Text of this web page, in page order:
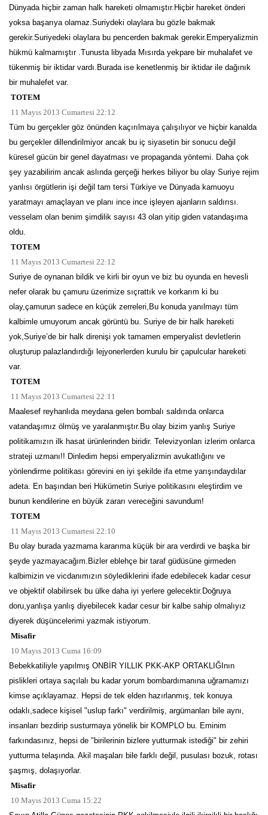
Dünyada hiçbir zaman halk hareketi olmamıştır.Hiçbir hareket önderi
yoksa başarıya olamaz.Suriydeki olaylara bu gözle bakmak
gerekir.Suriyedeki olaylara bu pencerden bakmak gerekir.Emperyalizmin
hükmü kalmamıştır .Tunusta libyada Mısırda yekpare bir muhalafet ve
tükenmiş bir iktidar vardı.Burada ise kenetlenmiş bir iktidar ile dağınık
bir muhalefet var.
TOTEM
11 Mayıs 2013 Cumartesi 22:12
Tüm bu gerçekler göz önünden kaçırılmaya çalışılıyor ve hiçbir kanalda
bu gerçekler dillendirilmiyor ancak bu iç siyasetin bir sonucu değil
küresel gücün bir genel dayatması ve propaganda yöntemi. Daha çok
şey yazabilirim ancak aslında gerçeği herkes biliyor bu olay Suriye rejim
yanlısı örgütlerin işi değil tam tersi Türkiye ve Dünyada kamuoyu
yaratmayı amaçlayan ve planı ince ince işleyen ajanların saldırısı.
vesselam olan benim şimdilik sayısı 43 olan yitip giden vatandaşıma
oldu.
TOTEM
11 Mayıs 2013 Cumartesi 22:12
Suriye de oynanan bildik ve kirli bir oyun ve biz bu oyunda en hevesli
nefer olarak bu çamuru üzerimize sıçrattık ve korkarım ki bu
olay,çamurun sadece en küçük zerreleri,Bu konuda yanılmayı tüm
kalbimle umuyorum ancak görüntü bu. Suriye de bir halk hareketi
yok,Suriye’de bir halk direnişi yok tamamen emperyalist devletlerin
oluşturup palazlandırdığı lejyonerlerden kurulu bir çapulcular hareketi
var.
TOTEM
11 Mayıs 2013 Cumartesi 22:11
Maalesef reyhanlıda meydana gelen bombalı saldırıda onlarca
vatandaşımız ölmüş ve yaralanmıştır.Bu olay bizim yanlış Suriye
politikamızın ilk hasat ürünlerinden biridir. Televizyonları izlerim onlarca
strateji uzmanı!! Dinledim hepsi emperyalizmin avukatlığını ve
yönlendirme politikası görevini en iyi şekilde ifa etme yarışındaydılar
adeta. En başından beri Hükümetin Suriye politikasını eleştirdim ve
bunun kendilerine en büyük zararı vereceğini savundum!
TOTEM
11 Mayıs 2013 Cumartesi 22:10
Bu olay burada yazmama kararıma küçük bir ara verdirdi ve başka bir
şeyde yazmayacağım.Bizler eblehçe bir taraf güdüsüne girmeden
kalbimizin ve vicdanımızın söylediklerini ifade edebilecek kadar cesur
ve objektif olabilirsek bu ülke daha iyi yerlere gelecektir.Doğruya
doru,yanlışa yanlış diyebilecek kadar cesur bir kalbe sahip olmalıyız
diyerek düşüncelerimi yazmak istiyorum.
Misafir
10 Mayıs 2013 Cuma 16:09
Bebekkatiliyle yapılmış ONBİR YILLIK PKK-AKP ORTAKLIĞInın
pislikleri ortaya saçılalı bu kadar yorum bombardımanına uğramamızı
kimse açıklayamaz. Hepsi de tek elden hazırlanmış, tek konuya
odaklı,sadece kişisel "uslup farkı" verdirilmiş, argümanları bile aynı,
insanları bezdirip susturmaya yönelik bir KOMPLO bu. Eminim
farkındasınız, hepsi de "birilerinin bizlere yutturmak istediği" bir zehiri
yutturma telaşında. Akil maşaları bile farklı değil, pusulası bozuk, rotası
şaşmış, dolaşıyorlar.
Misafir
10 Mayıs 2013 Cuma 15:22